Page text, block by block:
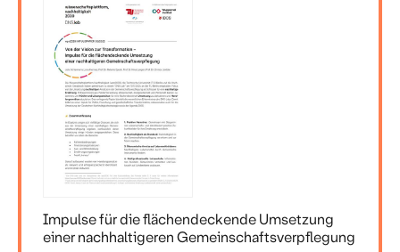
Impulse für die flächendeckende Umsetzung
einer nachhaltigeren Gemeinschaftsverpflegung